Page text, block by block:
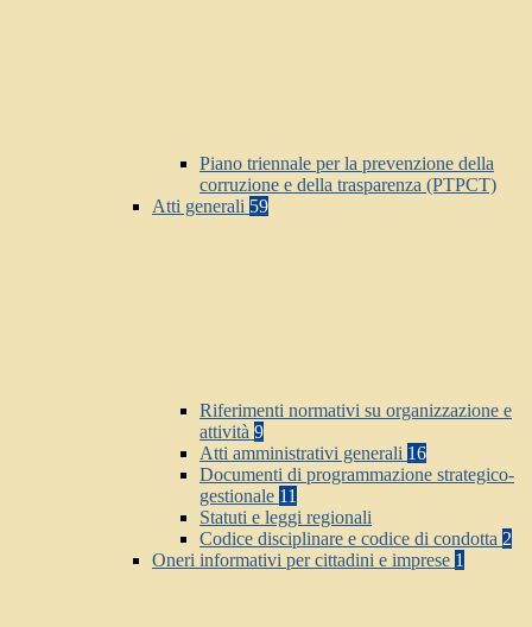
Piano triennale per la prevenzione della
corruzione e della trasparenza (PTPCT)
Atti generali 59
Riferimenti normativi su organizzazione e
attività 9
Atti amministrativi generali 16
Documenti di programmazione strategico-
gestionale 11
Statuti e leggi regionali
Codice disciplinare e codice di condotta 2
Oneri informativi per cittadini e imprese 1